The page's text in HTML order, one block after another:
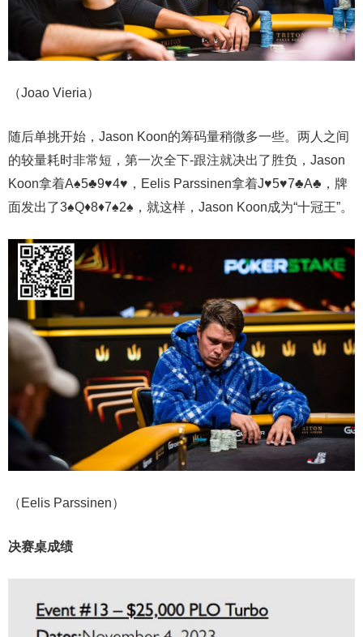
（Joao Vieria）
随后单挑开始，Jason Koon的筹码量稍微多一些。两人之间
的较量耗时非常短，第一次全下-跟注就决出了胜负，Jason
Koon拿着A♠5♣9♥4♥，Eelis Parssinen拿着J♥5♥7♣A♣，牌
面发出了3♠Q♦8♦7♠2♠，就这样，Jason Koon成为“十冠王”。
（Eelis Parssinen）
决赛桌成绩